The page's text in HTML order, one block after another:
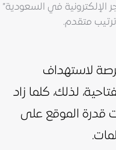
الإلكترونية في السعودية”
متقدم.
لاستهداف
لذلك، كلما زاد
قدرة الموقع على